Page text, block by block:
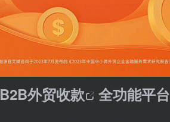
B2B外贸收款 全功能平台